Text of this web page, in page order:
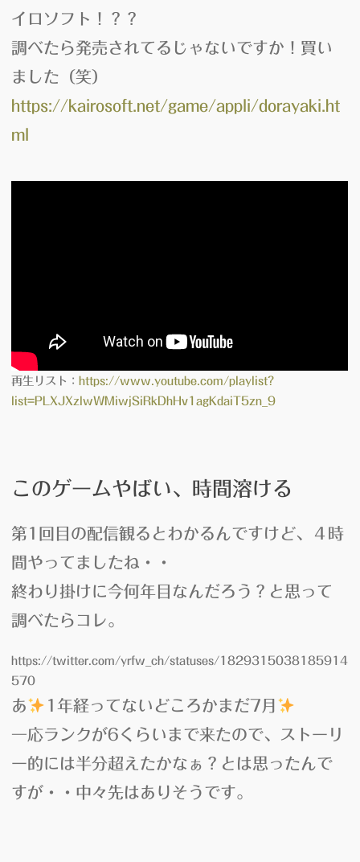
イロソフト ！？？
調べたら発売されてるじゃないですか！買い
ました（笑）
https://kairosoft.net/game/appli/dorayaki.ht
ml
再生リスト： https://www.youtube.com/playlist?
list=PLXJXzlwWMiwjSiRkDhHv1agKdaiT5zn_9
このゲームやばい、時間溶ける
第1回目の配信観るとわかるんですけど、４時
間やってましたね・・
終わり掛けに今何年目なんだろう？と思って
調べたらコレ。
https://twitter.com/yrfw_ch/statuses/1829315038185914
570
あ
1年経ってないどころかまだ7月
一応ランクが6くらいまで来たので、ストーリ
ー的には半分超えたかなぁ？とは思ったんで
すが・・中々先はありそうです。